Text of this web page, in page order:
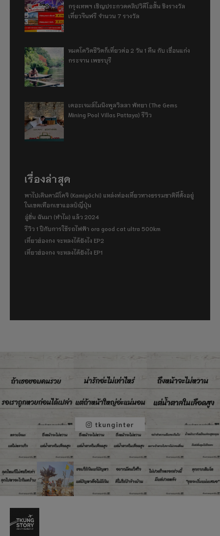
กรุงเทพฯ เชิญประกวดคลิปวิดีโอสั้น ชิงรางวัล
เที่ยวจีนฟรี จำนวน 7 รางวัล
หมดโควิดชีวิตก็เที่ยวต่อ 2 วัน 1 คืน กับ เขื่อนแก่ง
กระจาน เพชรบุรี
เดอะเจมส์ไมนิงพูลวิลลา พัทยา (The Gems
Mining Pool Villas Pattaya) รีวิว
เรื่องล่าสุด
พาไปเดินคามิโคจิ (Kamigōchi) แหล่งท่องเที่ยวทางธรรมชาติที่ตั้งอยู่
ในเขตเทือกเขาแอลป์ญี่ปุ่น
อู่ฮั่น ฉันมา (ทำไม) แล้ว 2024
รีวิว 1 ปีกับการใช้รถไฟฟ้า ora good cat ultra 500km
เที่ยวฮ่องกง จะหลงได้ยังไง EP2
เที่ยวฮ่องกง จะหลงได้ยังไง EP1
tkunginter